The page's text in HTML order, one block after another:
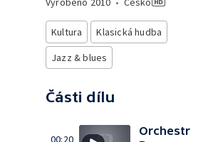
Kultura
Klasická hudba
Jazz & blues
Části dílu
00:20
Orchestr